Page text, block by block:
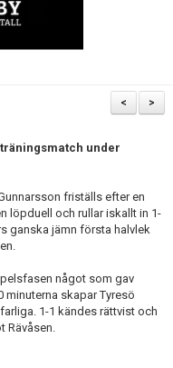
>
<
under
friställs efter en
löpduell och rullar iskallt in 1-
ganska jämn första halvlek
något som gav
minuterna skapar Tyresö
1-1 kändes rättvist och
Rävåsen.